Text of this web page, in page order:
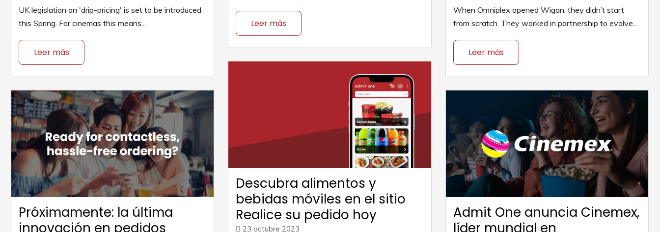
When Omniplex opened Wigan, they didn’t start
from scratch. They worked in partnership to evolve...
Leer más
Leer más
UK legislation on 'drip-pricing' is set to be introduced
this Spring. For cinemas this means...
Leer más
Descubra alimentos y
bebidas móviles en el sitio
Realice su pedido hoy
23 octubre 2023
Próximamente: la última
innovación en pedidos
Admit One anuncia Cinemex,
líder mundial en